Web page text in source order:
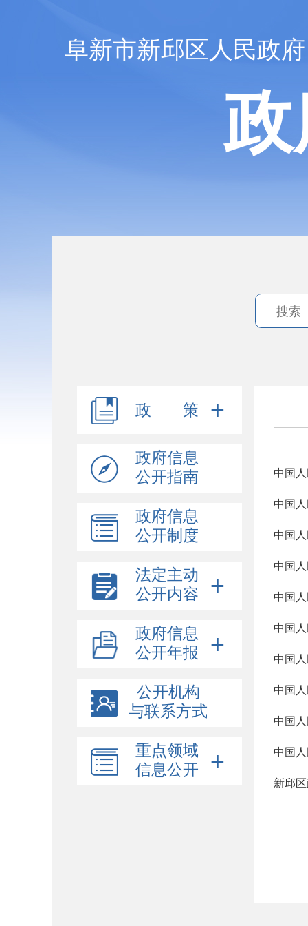
阜新市新邱区人民政府
政 策
政府信息
公开指南
政府信息
公开制度
法定主动
公开内容
政府信息
公开年报
公开机构
与联系方式
重点领域
信息公开
中国
中国
中国
中国
中国
中国
中国
中国
中国
中国
新邱